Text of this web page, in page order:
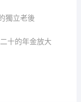
獨立老後
十的年金放大